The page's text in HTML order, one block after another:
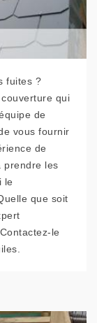
fuites ?
qui
de
vous fournir
de
prendre les
le
que soit
le